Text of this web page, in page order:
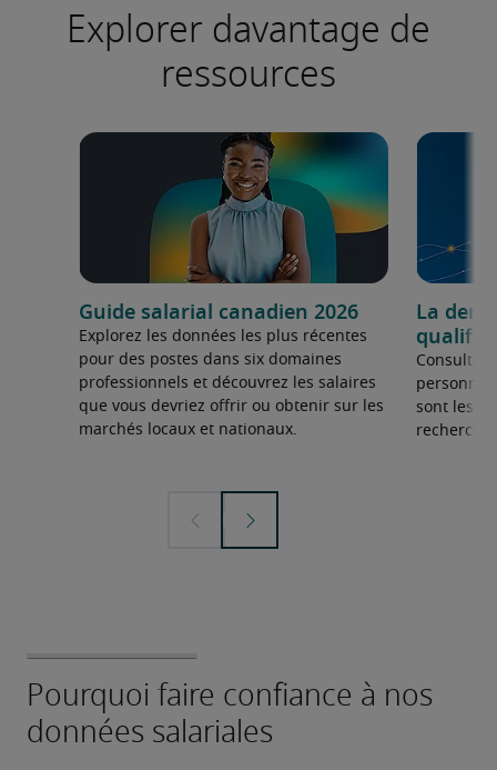
Explorer davantage de
ressources
Guide salarial canadien 2026
Explorez les données les plus récentes
pour des postes dans six domaines
professionnels et découvrez les salaires
que vous devriez offrir ou obtenir sur les
marchés locaux et nationaux.
La
qualifié
Consultez
personnel
sont les